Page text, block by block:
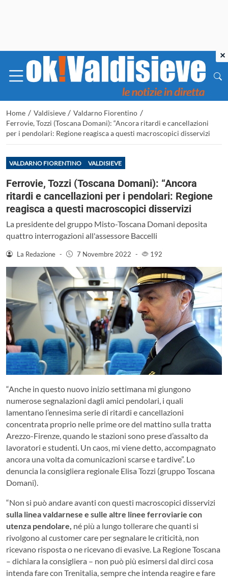
Home / Valdisieve / Valdarno Fiorentino /
Ferrovie, Tozzi (Toscana Domani): “Ancora ritardi e cancellazioni
per i pendolari: Regione reagisca a questi macroscopici disservizi
VALDARNO FIORENTINO VALDISIEVE
Ferrovie, Tozzi (Toscana Domani): “Ancora
ritardi e cancellazioni per i pendolari: Regione
reagisca a questi macroscopici disservizi
La presidente del gruppo Misto-Toscana Domani deposita
quattro interrogazioni all'assessore Baccelli
La Redazione - 7 Novembre 2022 - 192
“Anche in questo nuovo inizio settimana mi giungono
numerose segnalazioni dagli amici pendolari, i quali
lamentano l’ennesima serie di ritardi e cancellazioni
concentrata proprio nelle prime ore del mattino sulla tratta
Arezzo-Firenze, quando le stazioni sono prese d’assalto da
lavoratori e studenti. Un caos, mi viene detto, accompagnato
ancora una volta da comunicazioni scarse e tardive”. Lo
denuncia la consigliera regionale Elisa Tozzi (gruppo Toscana
Domani).
“Non si può andare avanti con questi macroscopici disservizi
sulla linea valdarnese e sulle altre linee ferroviarie con
utenza pendolare, né più a lungo tollerare che quanti si
rivolgono al customer care per segnalare le criticità, non
ricevano risposta o ne ricevano di evasive. La Regione Toscana
– dichiara la consigliera – non può più esimersi dal dirci cosa
intenda fare con Trenitalia, sempre che intenda reagire e fare
×